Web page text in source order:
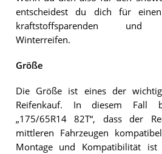
entscheidest du dich für einen
kraftstoffsparenden und
Winterreifen.
Größe
Die Größe ist eines der
Reifenkauf. In diesem Fall
„175/65R14 82T“, dass der
mittleren Fahrzeugen
Montage und Kompatibilität